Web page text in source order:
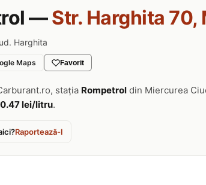
—Str. Harghita
Harghita
Maps Favorit
stația Rompetrol din Miercurea
lei/litru.
Raportează-l